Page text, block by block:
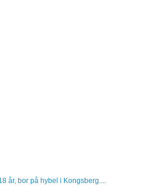
år, bor på hybel i Kongsberg....